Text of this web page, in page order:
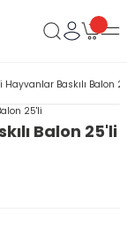
Hayvanlar Baskılı Balon
Balon 25'li